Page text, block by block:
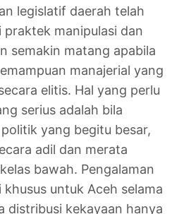
legislatif daerah telah
praktek manipulasi dan
semakin matang apabila
manajerial yang
elitis. Hal yang perlu
serius adalah bila
yang begitu besar,
adil dan merata
bawah. Pengalaman
untuk Aceh selama
distribusi kekayaan hanya